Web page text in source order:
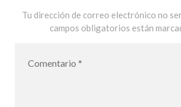
Tu dirección de correo electrónico no
campos obligatorios están